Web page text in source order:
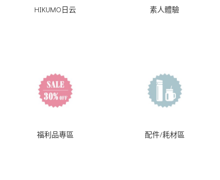
HIKUMO日云 素人體驗
福利品專區 配件/耗材區